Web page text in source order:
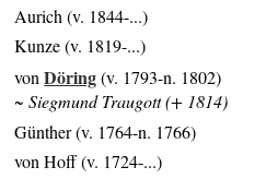
Aurich (v. 1844-...)
Kunze (v. 1819-...)
vonDöring(v. 1793-n. 1802)
~ Siegmund Traugott (+ 1814)
Günther (v. 1764-n. 1766)
von Hoff (v. 1724-...)